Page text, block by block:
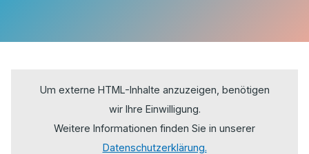
Um externe HTML-Inhalte anzuzeigen, benötigen
wir Ihre Einwilligung.
Weitere Informationen finden Sie in unserer
Datenschutzerklärung.